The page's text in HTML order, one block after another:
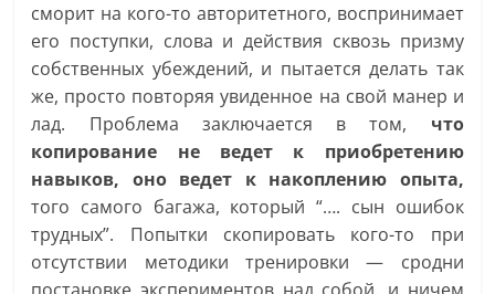
сморит на кого-то авторитетного, воспринимает
его поступки, слова и действия сквозь призму
собственных убеждений, и пытается делать так
же, просто повторяя увиденное на свой манер и
лад. Проблема заключается в том, что
копирование не ведет к приобретению
навыков, оно ведет к накоплению опыта,
того самого багажа, который “…. сын ошибок
трудных”. Попытки скопировать кого-то при
отсутствии методики тренировки — сродни